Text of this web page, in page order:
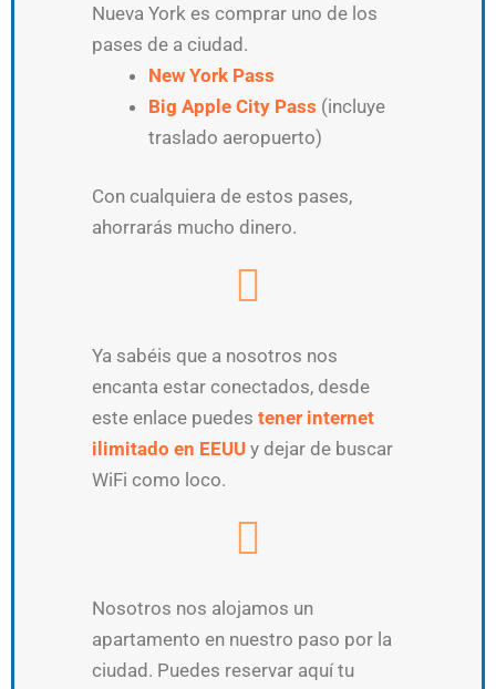
Nueva York es comprar uno de los
pases de a ciudad.
New York Pass
Big Apple City Pass (incluye
traslado aeropuerto)
Con cualquiera de estos pases,
ahorrarás mucho dinero.
Ya sabéis que a nosotros nos
encanta estar conectados, desde
este enlace puedes tener internet
ilimitado en EEUU y dejar de buscar
WiFi como loco.
Nosotros nos alojamos un
apartamento en nuestro paso por la
ciudad. Puedes reservar aquí tu